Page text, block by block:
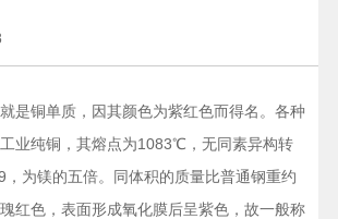
铜单质，因其颜色为紫红色而得名。各种
业纯铜，其熔点为1083℃，无同素异构转
，为镁的五倍。同体积的质量比普通钢重约
红色，表面形成氧化膜后呈紫色，故一般称